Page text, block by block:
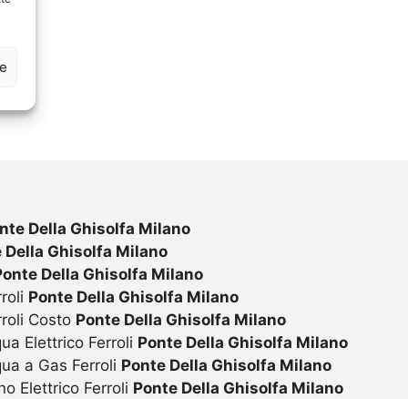
Della Ghisolfa Milano
Della Ghisolfa Milano
Della Ghisolfa Milano
Ponte Della Ghisolfa Milano
Costo Ponte Della Ghisolfa Milano
Elettrico Ferroli Ponte Della Ghisolfa Milano
a Gas Ferroli Ponte Della Ghisolfa Milano
Elettrico Ferroli Ponte Della Ghisolfa Milano